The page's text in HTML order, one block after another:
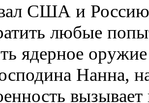
США и Россию
любые
ядерное
Нанна,